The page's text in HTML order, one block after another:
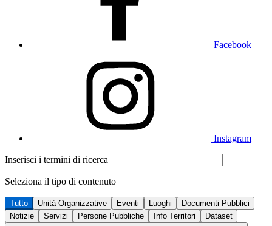
Facebook
Instagram
Inserisci i termini di ricerca
Seleziona il tipo di contenuto
Tutto Unità Organizzative Eventi Luoghi
Documenti Pubblici
Notizie
Servizi Persone Pubbliche Info Territori Dataset